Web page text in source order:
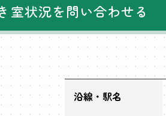
室状況を問い合わせる
沿線・駅名